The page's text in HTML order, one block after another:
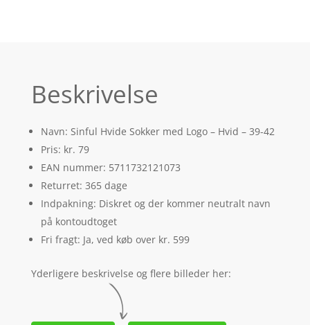
Beskrivelse
Navn: Sinful Hvide Sokker med Logo – Hvid – 39-42
Pris: kr. 79
EAN nummer: 5711732121073
Returret: 365 dage
Indpakning: Diskret og der kommer neutralt navn
på kontoudtoget
Fri fragt: Ja, ved køb over kr. 599
Yderligere beskrivelse og flere billeder her: